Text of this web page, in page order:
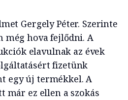
Gergely Péter. Szerinte
még hova fejlődni. A
elavulnak az évek
fizetünk
egy új termékkel. A
már ez ellen a szokás